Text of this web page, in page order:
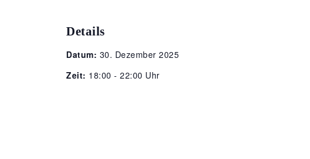
Details
Datum: 30. Dezember 2025
Zeit: 18:00 - 22:00 Uhr